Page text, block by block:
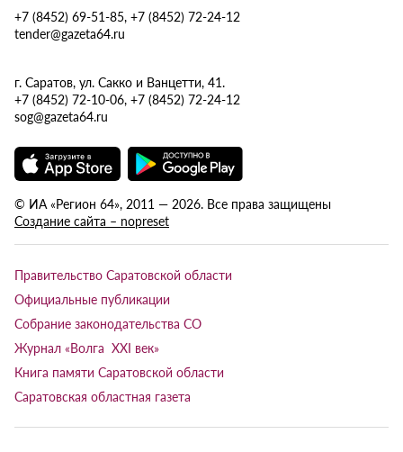
+7 (8452) 69-51-85, +7 (8452) 72-24-12
tender@gazeta64.ru
г. Саратов, ул. Сакко и Ванцетти, 41.
+7 (8452) 72-10-06, +7 (8452) 72-24-12
sog@gazeta64.ru
© ИА «Регион 64», 2011 — 2026. Все права защищены
Создание сайта – nopreset
Правительство Саратовской области
Официальные публикации
Собрание законодательства СО
Журнал «Волга XXI век»
Книга памяти Саратовской области
Саратовская областная газета